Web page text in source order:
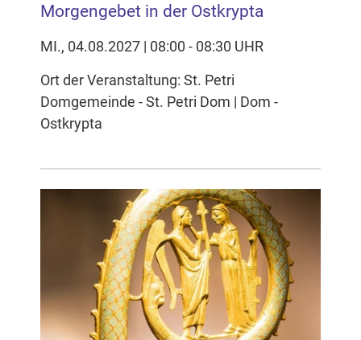
Morgengebet in der Ostkrypta
MI., 04.08.2027 | 08:00 - 08:30 UHR
Ort der Veranstaltung: St. Petri
Domgemeinde - St. Petri Dom | Dom -
Ostkrypta